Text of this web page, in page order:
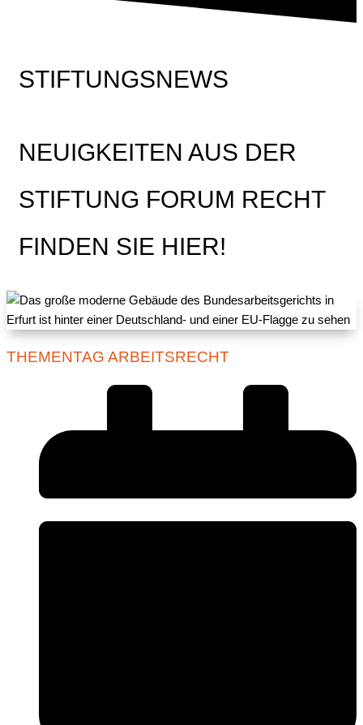
STIFTUNGSNEWS
NEUIGKEITEN AUS DER
STIFTUNG FORUM RECHT
FINDEN SIE HIER!
THEMENTAG ARBEITSRECHT